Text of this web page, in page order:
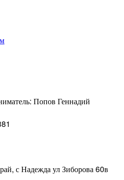
Попов Геннадий
с Надежда ул Зиборова 60в